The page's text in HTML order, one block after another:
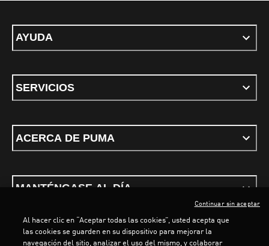
AYUDA
SERVICIOS
ACERCA DE PUMA
MANTÉNGASE AL DÍA
Al hacer clic en “Aceptar todas las cookies”, usted acepta que
las cookies se guarden en su dispositivo para mejorar la
navegación del sitio, analizar el uso del mismo, y colaborar
Continuar sin aceptar